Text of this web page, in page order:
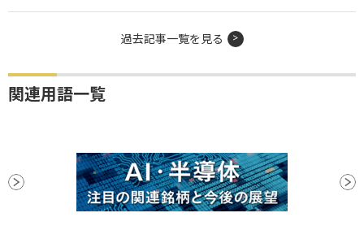
過去記事一覧を見る
関連用語一覧